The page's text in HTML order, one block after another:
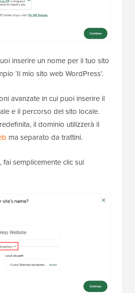
inserire un nome per il tuo sito
‘Il mio sito web WordPress’.
avanzate in cui puoi inserire il
e il percorso del sito locale.
il dominio utilizzerà il
ma separato da trattini.
semplicemente clic sul